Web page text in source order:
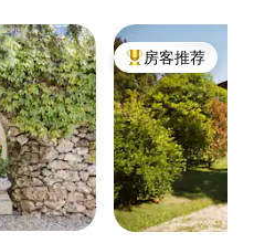
热门「房客推荐」
房客推荐